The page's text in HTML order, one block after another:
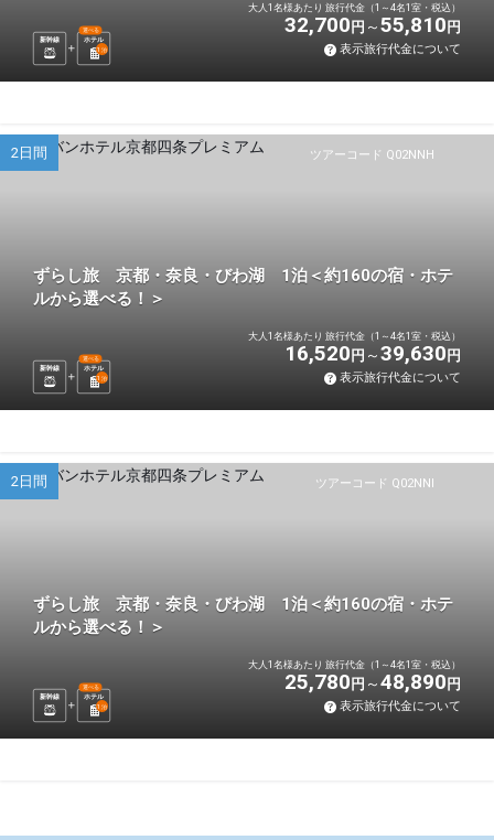
新幹線 ホテル
選べる
1 泊
大人1名様あたり 旅行代金（1～4名1室・税込）
32,700 円 55,810 円
表示旅行代金について
ツアーコード Q02NNH
2日間
ずらし旅 京都・奈良・びわ湖 1泊＜約160の宿・ホテ
ルから選べる！＞
新幹線 ホテル
選べる
1 泊
大人1名様あたり 旅行代金（1～4名1室・税込）
16,520 円 39,630 円
表示旅行代金について
ツアーコード Q02NNI
2日間
ずらし旅 京都・奈良・びわ湖 1泊＜約160の宿・ホテ
ルから選べる！＞
新幹線 ホテル
選べる
1 泊
大人1名様あたり 旅行代金（1～4名1室・税込）
25,780 円 48,890 円
表示旅行代金について